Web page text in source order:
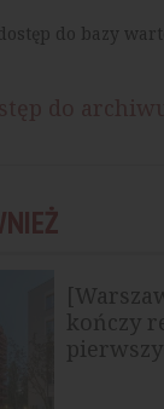
do bazy
kończy